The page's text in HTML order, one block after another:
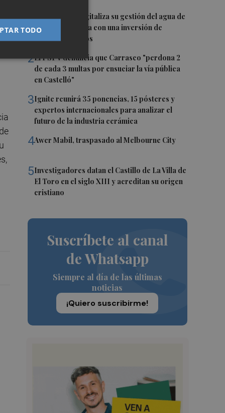
1 Torreblanca digitaliza su gestión del agua de
la mano de Facsa con una inversión de
287.503,23 euros
2El PSPV denuncia que Carrasco "perdona 2
de cada 3 multas por ensuciar la vía pública
en Castelló"
3Ignite reunirá 35 ponencias, 15 pósteres y
expertos internacionales para analizar el
futuro de la industria cerámica
4Awer Mabil, traspasado al Melbourne City
5Investigadores datan el Castillo de La Villa de
El Toro en el siglo XIII y acreditan su origen
cristiano
Suscríbete al canal
de Whatsapp
Siempre al día de las últimas
noticias
¡Quiero suscribirme!
TODO